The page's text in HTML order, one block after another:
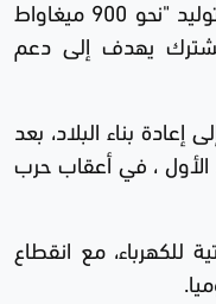
(سانا) أن تلك الكمية ستسهم في توليد "نحو 900 ميغاواط
يهدف إلى دعم
بناء البلاد، بعد
الأول ، في أعقاب حرب
للكهرباء، مع انقطاع